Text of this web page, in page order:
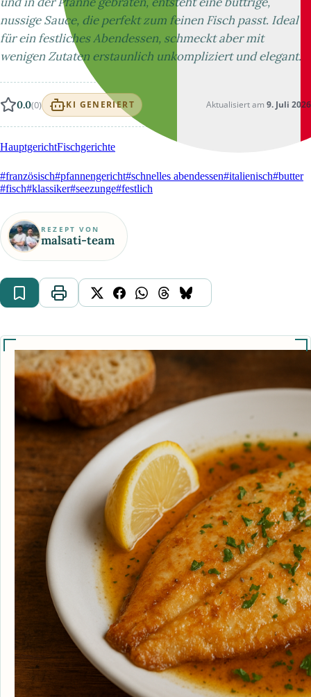
nussige Sauce, die perfekt zum feinen Fisch passt. Ideal
für ein festliches Abendessen, schmeckt aber mit
wenigen Zutaten erstaunlich unkompliziert und elegant.
0.0(0) KI GENERIERT Aktualisiert am 9. Juli 2026
HauptgerichtFischgerichte
#französisch#pfannengericht#schnelles abendessen#italienisch#butter
#fisch#klassiker#seezunge#festlich
REZEPT VON
malsati-team